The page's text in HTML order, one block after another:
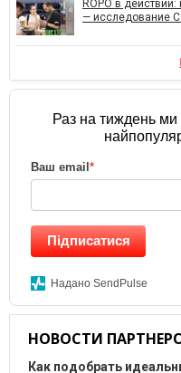
ROPO в
— исследование
Раз на тиждень
Ваш email *
Підписатися
Надано SendPulse
НОВОСТИ
Как подобрать